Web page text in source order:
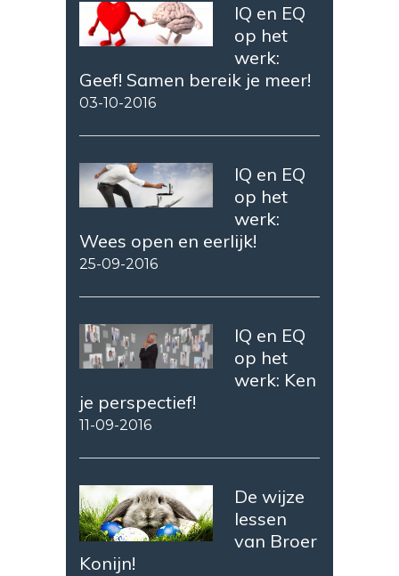
IQ en EQ
op het
werk:
Geef! Samen bereik je meer!
03-10-2016
IQ en EQ
op het
werk:
Wees open en eerlijk!
25-09-2016
IQ en EQ
op het
werk: Ken
je perspectief!
11-09-2016
De wijze
lessen
van Broer
Konijn!